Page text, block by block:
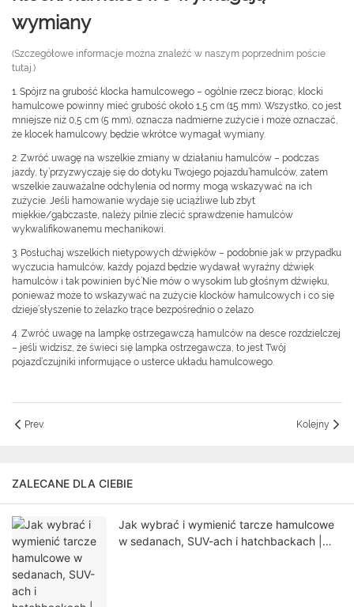
wymiany
(Szczegółowe informacje można znaleźć w naszym poprzednim poście
tutaj.)
1. Spójrz na grubość klocka hamulcowego – ogólnie rzecz biorąc, klocki
hamulcowe powinny mieć grubość około 1,5 cm (15 mm). Wszystko, co jest
mniejsze niż 0,5 cm (5 mm), oznacza nadmierne zużycie i może oznaczać,
że klocek hamulcowy będzie wkrótce wymagał wymiany.
2. Zwróć uwagę na wszelkie zmiany w działaniu hamulców – podczas
jazdy, ty’przyzwyczaję się do dotyku Twojego pojazdu’hamulców, zatem
wszelkie zauważalne odchylenia od normy mogą wskazywać na ich
zużycie. Jeśli hamowanie wydaje się uciążliwe lub zbyt
miękkie/gąbczaste, należy pilnie zlecić sprawdzenie hamulców
wykwalifikowanemu mechanikowi.
3. Posłuchaj wszelkich nietypowych dźwięków – podobnie jak w przypadku
wyczucia hamulców, każdy pojazd będzie wydawał wyraźny dźwięk
hamulców i tak powinien być’Nie mów o wysokim lub głośnym dźwięku,
ponieważ może to wskazywać na zużycie klocków hamulcowych i co się
dzieje’słyszenie to żelazko trące bezpośrednio o żelazo.
4. Zwróć uwagę na lampkę ostrzegawczą hamulców na desce rozdzielczej
– jeśli widzisz, że świeci się lampka ostrzegawcza, to jest Twój
pojazd’czujniki informujące o usterce układu hamulcowego.
Prev. Kolejny
ZALECANE DLA CIEBIE
Jak wybrać i wymienić tarcze hamulcowe
w sedanach, SUV-ach i hatchbackach |